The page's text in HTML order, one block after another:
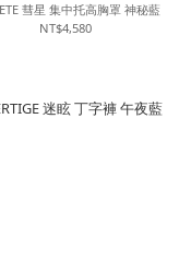
彗星 集中托高胸罩 神秘藍
NT$4,580